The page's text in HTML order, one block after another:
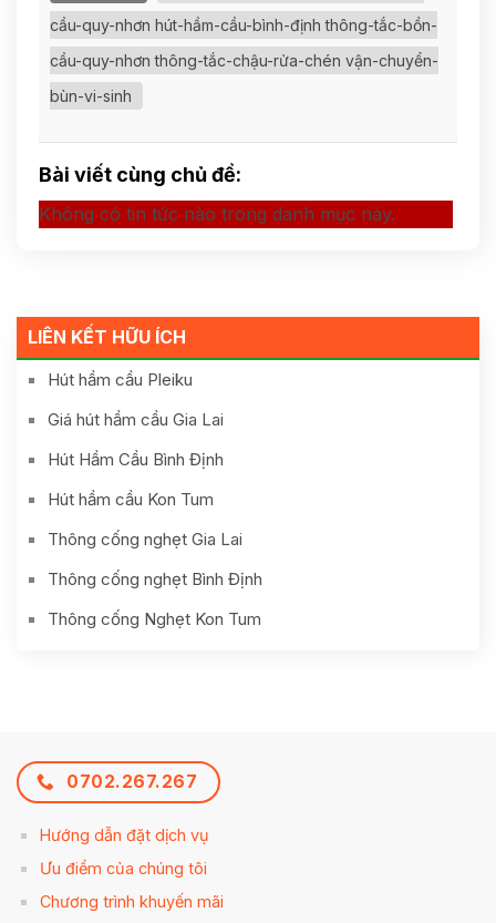
LIÊN KẾT HỮU ÍCH
Hút hầm cầu Pleiku
Giá hút hầm cầu Gia Lai
Hút Hầm Cầu Bình Định
Hút hầm cầu Kon Tum
Thông cống nghẹt Gia Lai
Thông cống nghẹt Bình Định
Thông cống Nghẹt Kon Tum
cầu-quy-nhơn hút-hầm-cầu-bình-định thông-tắc-bồn-
cầu-quy-nhơn thông-tắc-chậu-rửa-chén vận-chuyển-
bùn-vi-sinh
Bài viết cùng chủ đề:
Không có tin tức nào trong danh mục này.
0702.267.267
Hướng dẫn đặt dịch vụ
Ưu điểm của chúng tôi
Chương trình khuyến mãi